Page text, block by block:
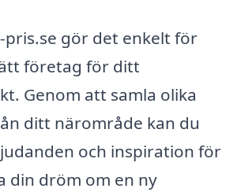
pris.se gör det enkelt för
företag för ditt
Genom att samla olika
ditt närområde kan du
och inspiration för
din dröm om en ny